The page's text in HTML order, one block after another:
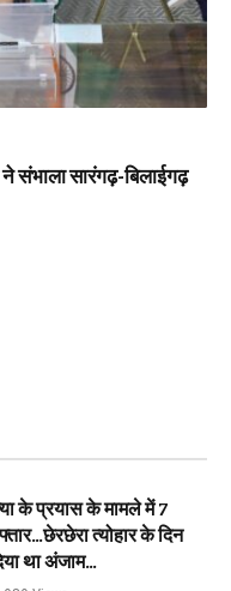
संभाला सारंगढ़-बिलाईगढ़
के प्रयास के मामले में 7
त्योहार के दिन
था अंजाम…